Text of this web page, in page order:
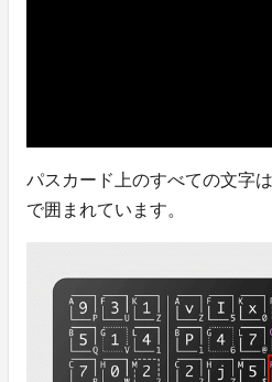
パスカード上のすべての文字
で囲まれています。